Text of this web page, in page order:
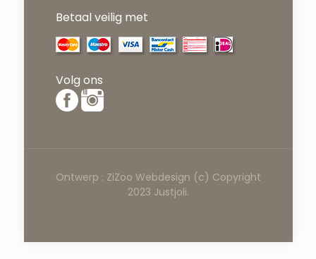
Betaal veilig met
Volg ons
Ontwerp : ZiZoo Webdesign (c) Copyright
2023 Justjoli.